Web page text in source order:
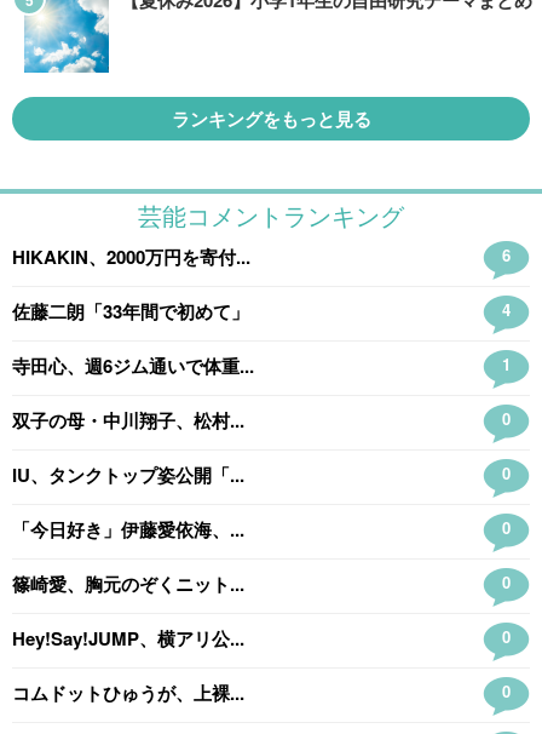
ランキングをもっと見る